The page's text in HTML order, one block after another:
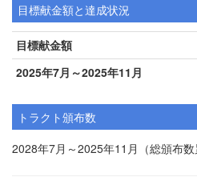
目標献金額と達成状況
目標献金額
2025年7月～2025年11月
トラクト頒布数
2028年7月～2025年11月（総頒布